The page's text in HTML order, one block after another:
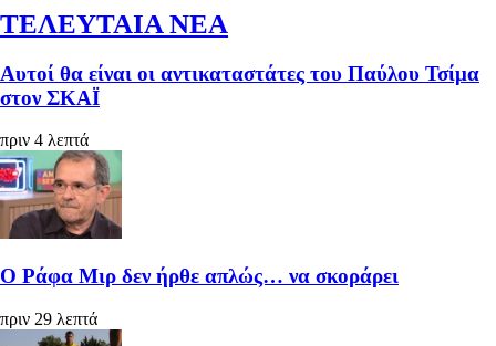
ΤΕΛΕΥΤΑΙΑ ΝΕΑ
Αυτοί θα είναι οι αντικαταστάτες του Παύλου Τσίμα
στον ΣΚΑΪ
πριν 4 λεπτά
Ο Ράφα Μιρ δεν ήρθε απλώς… να σκοράρει
πριν 29 λεπτά